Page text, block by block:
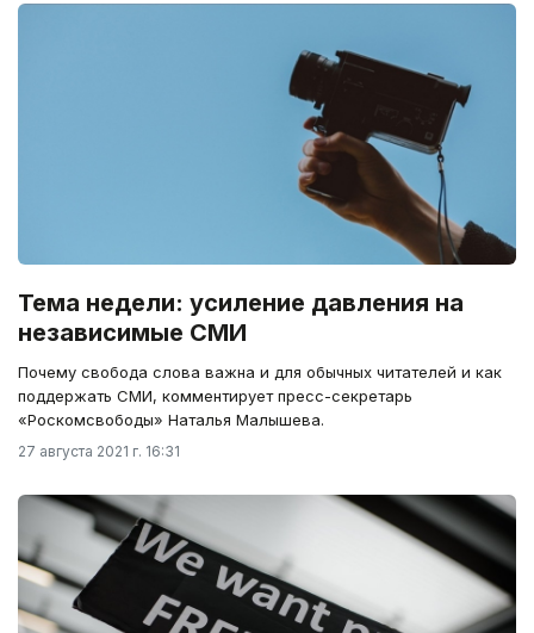
Тема недели: усиление давления на
независимые СМИ
Почему свобода слова важна и для обычных читателей и как
поддержать СМИ, комментирует пресс-секретарь
«Роскомсвободы» Наталья Малышева.
27 августа 2021 г. 16:31